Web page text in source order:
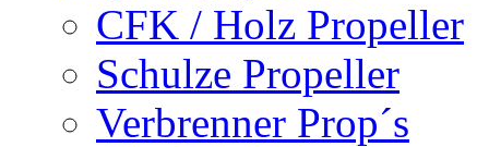
CFK / Holz Propeller
Schulze Propeller
Verbrenner Prop´s